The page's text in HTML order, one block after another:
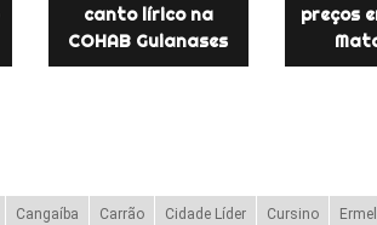
canto lírico na
COHAB Guianases
preços
Cangaíba Carrão Cidade Líder Cursino